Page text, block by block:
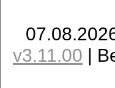
v3.11.00 |